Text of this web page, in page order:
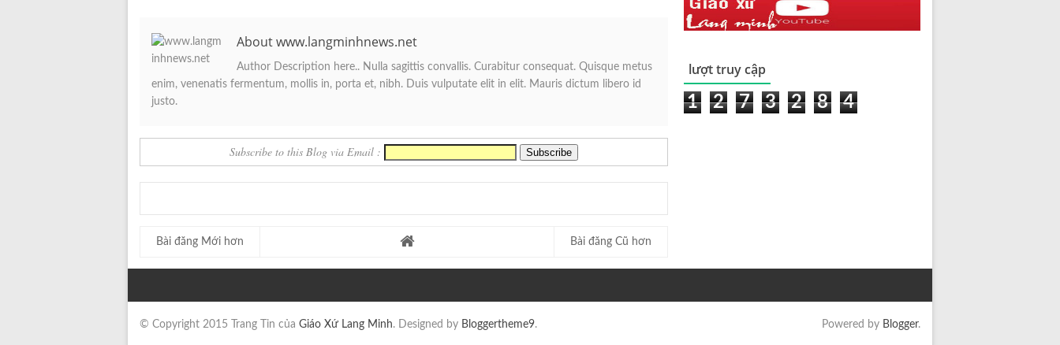
About www.langminhnews.net
Author Description here.. Nulla sagittis convallis. Curabitur consequat. Quisque metus
enim, venenatis fermentum, mollis in, porta et, nibh. Duis vulputate elit in elit. Mauris dictum libero id
justo.
Subscribe to this Blog via Email :
Bài đăng Mới hơn Bài đăng Cũ hơn
lượt truy cập
1 2 7 3 2 8 4
© Copyright 2015 Trang Tin của Giáo Xứ Lang Minh. Designed by Bloggertheme9. Powered by Blogger.